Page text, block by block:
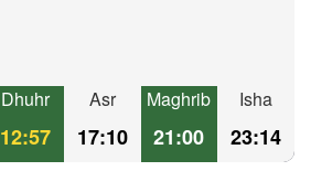
Dhuhr
12:57
Asr
17:10
Maghrib
21:00
Isha
23:14